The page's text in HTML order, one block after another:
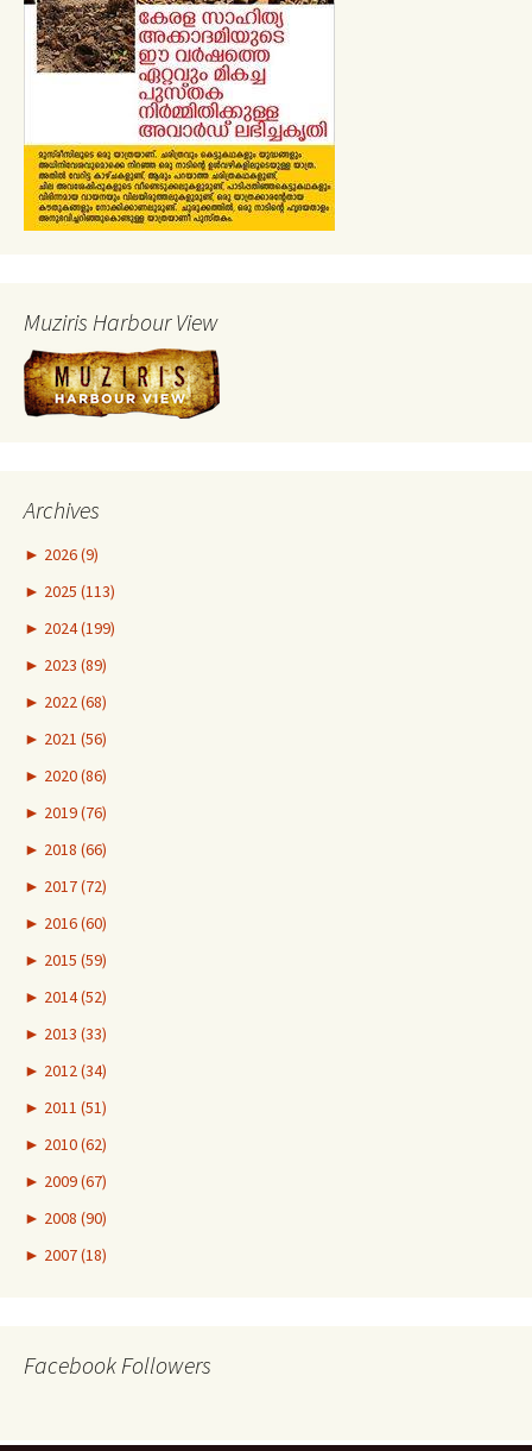
Muziris Harbour View
Archives
► 2026 (9)
► 2025 (113)
► 2024 (199)
► 2023 (89)
► 2022 (68)
► 2021 (56)
► 2020 (86)
► 2019 (76)
► 2018 (66)
► 2017 (72)
► 2016 (60)
► 2015 (59)
► 2014 (52)
► 2013 (33)
► 2012 (34)
► 2011 (51)
► 2010 (62)
► 2009 (67)
► 2008 (90)
► 2007 (18)
Facebook Followers